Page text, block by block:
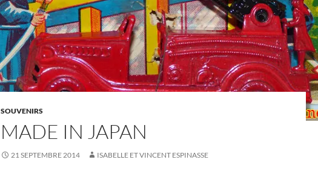
SOUVENIRS
MADE IN JAPAN
21 SEPTEMBRE 2014 ISABELLE ET VINCENT ESPINASSE